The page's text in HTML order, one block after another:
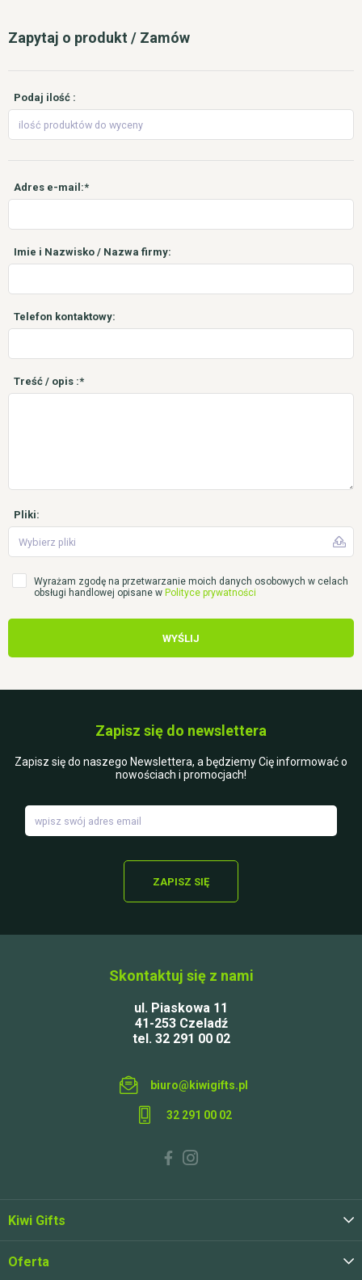
Zapytaj o produkt / Zamów
Podaj ilość :
Adres e-mail:*
Imie i Nazwisko / Nazwa firmy:
Telefon kontaktowy:
Treść / opis :*
Pliki:
Wybierz pliki
Wyrażam zgodę na przetwarzanie moich danych osobowych w celach
obsługi handlowej opisane w Polityce prywatności
WYŚLIJ
Skontaktuj się z nami
ul. Piaskowa 11
41-253 Czeladź
tel. 32 291 00 02
biuro@kiwigifts.pl
32 291 00 02
Kiwi Gifts
Oferta
Zapisz się do newslettera
Zapisz się do naszego Newslettera, a będziemy Cię informować o
nowościach i promocjach!
ZAPISZ SIĘ